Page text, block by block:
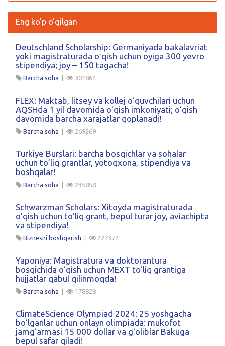
Eng ko'p o'qilgan
Deutschland Scholarship: Germaniyada bakalavriat
yoki magistraturada oʻqish uchun oyiga 300 yevro
stipendiya; joy – 150 tagacha!
Barcha soha | 301864
FLEX: Maktab, litsey va kollej oʻquvchilari uchun
AQSHda 1 yil davomida oʻqish imkoniyati; oʻqish
davomida barcha xarajatlar qoplanadi!
Barcha soha | 269269
Turkiye Burslari: barcha bosqichlar va sohalar
uchun to’liq grantlar, yotoqxona, stipendiya va
boshqalar!
Barcha soha | 235858
Schwarzman Scholars: Xitoyda magistraturada
oʻqish uchun toʻliq grant, bepul turar joy, aviachipta
va stipendiya!
Biznesni boshqarish | 227372
Yaponiya: Magistratura va doktorantura
bosqichida oʻqish uchun MEXT toʻliq grantiga
hujjatlar qabul qilinmoqda!
Barcha soha | 178828
ClimateScience Olympiad 2024: 25 yoshgacha
boʻlganlar uchun onlayn olimpiada: mukofot
jamgʻarmasi 15 000 dollar va gʻoliblar Bakuga
bepul safar qiladi!